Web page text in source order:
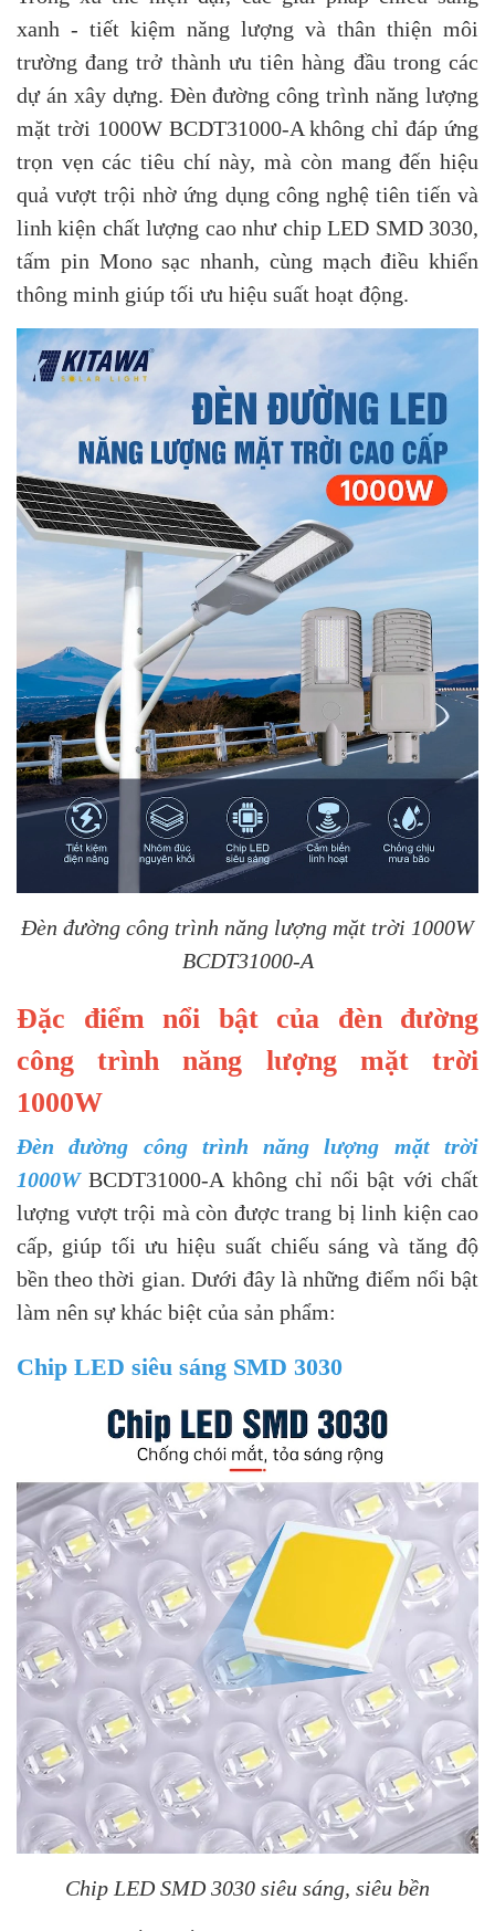
xanh - tiết kiệm năng lượng và thân thiện môi
trường đang trở thành ưu tiên hàng đầu trong các
dự án xây dựng. Đèn đường công trình năng lượng
mặt trời 1000W BCDT31000-A không chỉ đáp ứng
trọn vẹn các tiêu chí này, mà còn mang đến hiệu
quả vượt trội nhờ ứng dụng công nghệ tiên tiến và
linh kiện chất lượng cao như chip LED SMD 3030,
tấm pin Mono sạc nhanh, cùng mạch điều khiển
thông minh giúp tối ưu hiệu suất hoạt động.
Đèn đường công trình năng lượng mặt trời 1000W
BCDT31000-A
Đặc điểm nổi bật của đèn đường
công trình năng lượng mặt trời
1000W
Đèn đường công trình năng lượng mặt trời
1000WBCDT31000-A không chỉ nổi bật với chất
lượng vượt trội mà còn được trang bị linh kiện cao
cấp, giúp tối ưu hiệu suất chiếu sáng và tăng độ
bền theo thời gian. Dưới đây là những điểm nổi bật
làm nên sự khác biệt của sản phẩm:
Chip LED siêu sáng SMD 3030
Chip LED SMD 3030 siêu sáng, siêu bền